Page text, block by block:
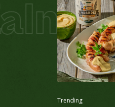
Trending